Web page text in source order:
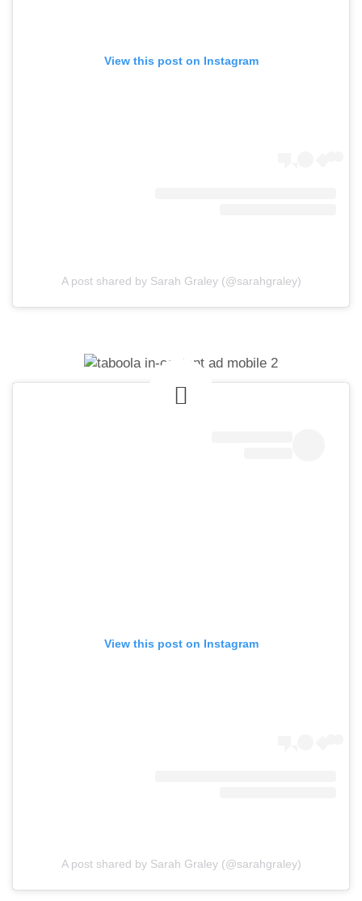
View this post on Instagram
A post shared by Sarah Graley (@sarahgraley)
View this post on Instagram
A post shared by Sarah Graley (@sarahgraley)